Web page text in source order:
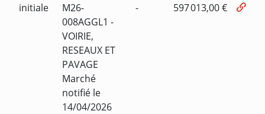
initiale
M26-
008AGGL1 -
VOIRIE,
RESEAUX ET
PAVAGE
Marché
notifié le
14/04/2026
- 597 013,00 €